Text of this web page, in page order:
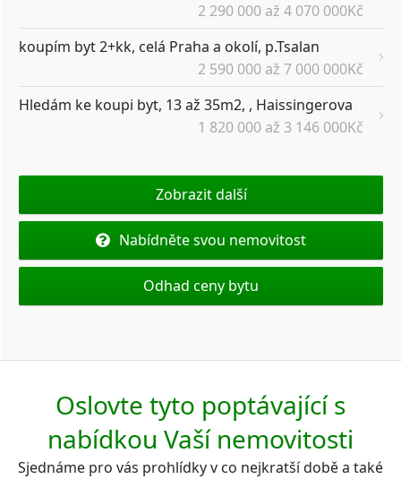
2 290 000 až 4 070 000Kč
koupím byt 2+kk, celá Praha a okolí, p.Tsalan
2 590 000 až 7 000 000Kč
Hledám ke koupi byt, 13 až 35m2, , Haissingerova
1 820 000 až 3 146 000Kč
Zobrazit další
Nabídněte svou nemovitost
Odhad ceny bytu
Oslovte tyto poptávající s
nabídkou Vaší nemovitosti
Sjednáme pro vás prohlídky v co nejkratší době a také